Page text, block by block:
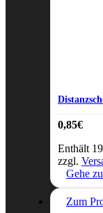
0,85€
Enthält
zzgl.
Gehe
Zum